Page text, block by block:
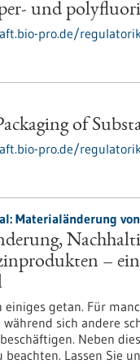
und
pro.de/
of
pro.de/
Materialänderung
–
getan. Für
sich andere
Neben
Lassen Sie